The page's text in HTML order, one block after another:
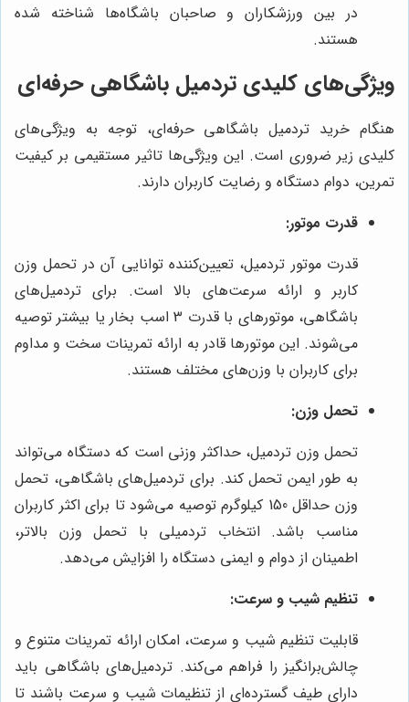
در بین ورزشکاران و صاحبان باشگاه‌ها شناخته شده
هستند.
ویژگی‌های کلیدی تردمیل باشگاهی حرفه‌ای
هنگام خرید تردمیل باشگاهی حرفه‌ای، توجه به ویژگی‌های
کلیدی زیر ضروری است. این ویژگی‌ها تاثیر مستقیمی بر کیفیت
تمرین، دوام دستگاه و رضایت کاربران دارند.
قدرت موتور:
قدرت موتور تردمیل، تعیین‌کننده توانایی آن در تحمل وزن
کاربر و ارائه سرعت‌های بالا است. برای تردمیل‌های
باشگاهی، موتورهای با قدرت 3 اسب بخار یا بیشتر توصیه
می‌شوند. این موتورها قادر به ارائه تمرینات سخت و مداوم
برای کاربران با وزن‌های مختلف هستند.
تحمل وزن:
تحمل وزن تردمیل، حداکثر وزنی است که دستگاه می‌تواند
به طور ایمن تحمل کند. برای تردمیل‌های باشگاهی، تحمل
وزن حداقل 150 کیلوگرم توصیه می‌شود تا برای اکثر کاربران
مناسب باشد. انتخاب تردمیلی با تحمل وزن بالاتر،
اطمینان از دوام و ایمنی دستگاه را افزایش می‌دهد.
تنظیم شیب و سرعت:
قابلیت تنظیم شیب و سرعت، امکان ارائه تمرینات متنوع و
چالش‌برانگیز را فراهم می‌کند. تردمیل‌های باشگاهی باید
دارای طیف گسترده‌ای از تنظیمات شیب و سرعت باشند تا